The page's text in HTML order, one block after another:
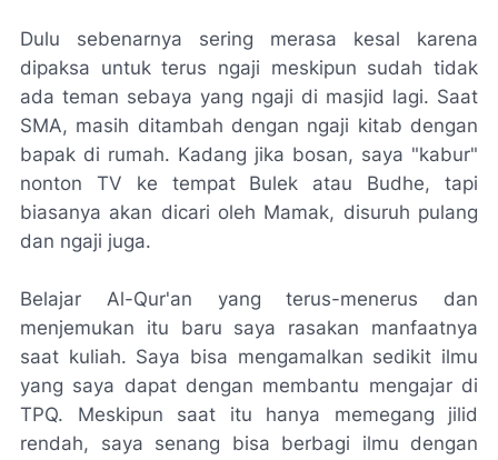
Dulu sebenarnya sering merasa kesal karena
dipaksa untuk terus ngaji meskipun sudah tidak
ada teman sebaya yang ngaji di masjid lagi. Saat
SMA, masih ditambah dengan ngaji kitab dengan
bapak di rumah. Kadang jika bosan, saya "kabur"
nonton TV ke tempat Bulek atau Budhe, tapi
biasanya akan dicari oleh Mamak, disuruh pulang
dan ngaji juga.
Belajar Al-Qur'an yang terus-menerus dan
menjemukan itu baru saya rasakan manfaatnya
saat kuliah. Saya bisa mengamalkan sedikit ilmu
yang saya dapat dengan membantu mengajar di
TPQ. Meskipun saat itu hanya memegang jilid
rendah, saya senang bisa berbagi ilmu dengan